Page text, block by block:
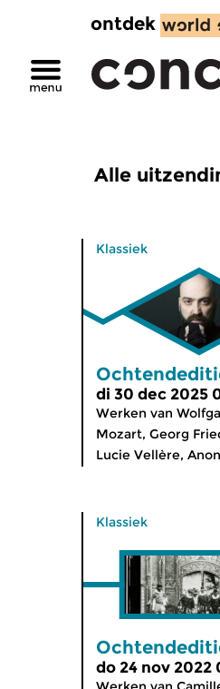
ontdek
Alle
Klassiek
di 30 dec 2025
Werken van
Mozart, Georg
Lucie Vellère,
Klassiek
do 24 nov 2022